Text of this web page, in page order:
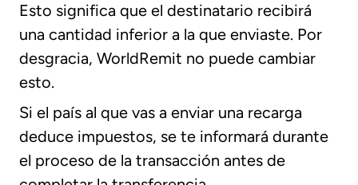
Esto significa que el destinatario recibirá
una cantidad inferior a la que enviaste. Por
desgracia, WorldRemit no puede cambiar
esto.
Si el país al que vas a enviar una recarga
deduce impuestos, se te informará durante
el proceso de la transacción antes de